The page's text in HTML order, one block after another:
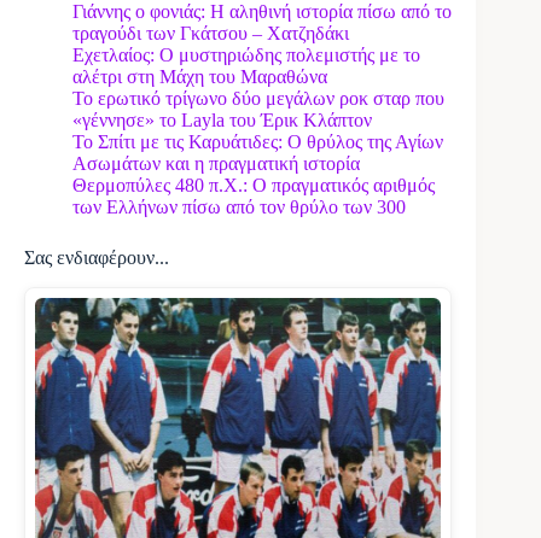
Γιάννης ο φονιάς: Η αληθινή ιστορία πίσω από το
τραγούδι των Γκάτσου – Χατζηδάκι
Εχετλαίος: Ο μυστηριώδης πολεμιστής με το
αλέτρι στη Μάχη του Μαραθώνα
Το ερωτικό τρίγωνο δύο μεγάλων ροκ σταρ που
«γέννησε» το Layla του Έρικ Κλάπτον
Το Σπίτι με τις Καρυάτιδες: Ο θρύλος της Αγίων
Ασωμάτων και η πραγματική ιστορία
Θερμοπύλες 480 π.Χ.: Ο πραγματικός αριθμός
των Ελλήνων πίσω από τον θρύλο των 300
Σας ενδιαφέρουν...